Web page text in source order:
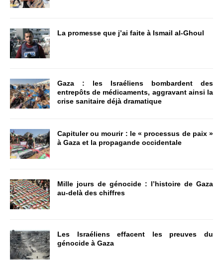
La promesse que j’ai faite à Ismail al-Ghoul
Gaza : les Israéliens bombardent des
entrepôts de médicaments, aggravant ainsi la
crise sanitaire déjà dramatique
Capituler ou mourir : le « processus de paix »
à Gaza et la propagande occidentale
Mille jours de génocide : l’histoire de Gaza
au-delà des chiffres
Les Israéliens effacent les preuves du
génocide à Gaza